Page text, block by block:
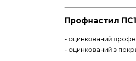
Профнастил
- оцинкований
- оцинкований з